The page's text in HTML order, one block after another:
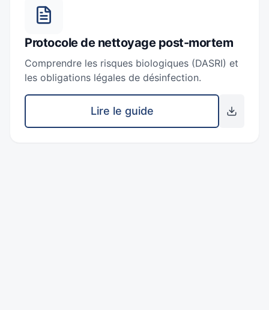
Protocole de nettoyage post-mortem
Comprendre les risques biologiques (DASRI) et
les obligations légales de désinfection.
Lire le guide